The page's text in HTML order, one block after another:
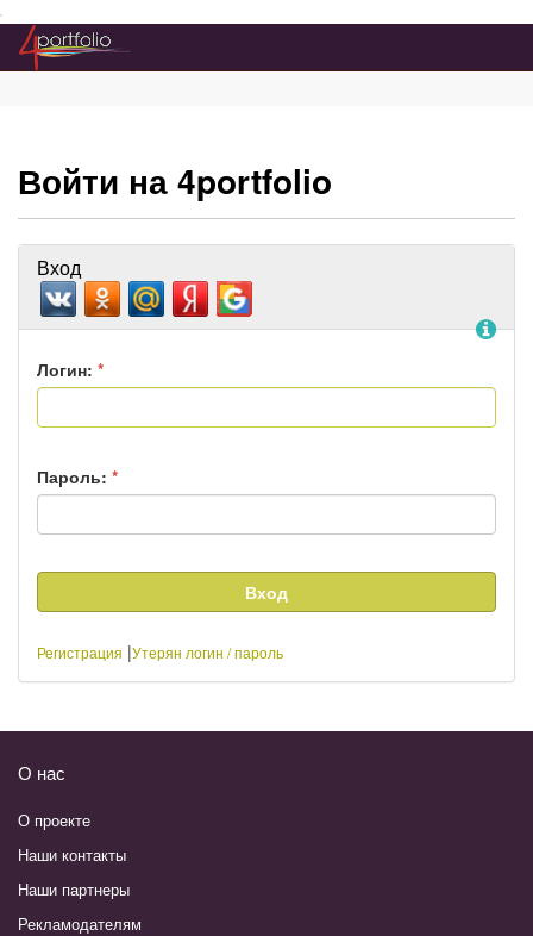
Преейти на главное меню
Войти на 4portfolio
Вход
Логин: *
Пароль: *
Регистрация |Утерян логин / пароль
О нас
О проекте
Наши контакты
Наши партнеры
Рекламодателям